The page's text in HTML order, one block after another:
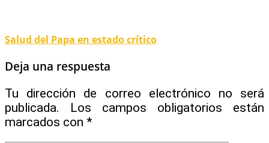
Salud del Papa en estado crítico
Deja una respuesta
Tu dirección de correo electrónico no será
publicada.
Los campos obligatorios están
marcados con *